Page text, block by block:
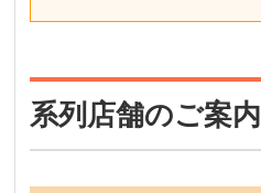
系列店舗のご案内